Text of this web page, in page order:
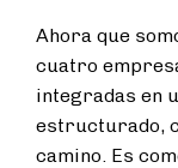
Ahora que
cuatro
integradas en
estructurado,
camino. Es